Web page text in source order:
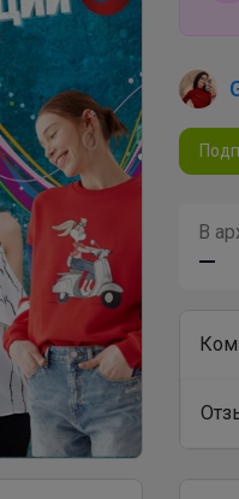
В
—